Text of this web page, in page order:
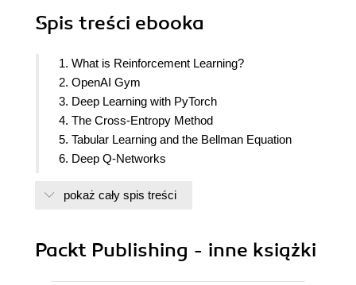
Spis treści ebooka
1. What is Reinforcement Learning?
2. OpenAI Gym
3. Deep Learning with PyTorch
4. The Cross-Entropy Method
5. Tabular Learning and the Bellman Equation
6. Deep Q-Networks
8. Stocks Trading Using RL
11. Asynchronous Advantage Actor-Critic
pokaż cały spis treści
Packt Publishing - inne książki